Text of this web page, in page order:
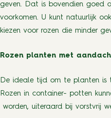
geven. Dat is bovendien goed
voorkomen. U kunt natuurlijk
kiezen voor rozen die minder
Rozen planten met
De ideale tijd om te planten is
Rozen in container- potten
worden, uiteraard bij vorstvrij